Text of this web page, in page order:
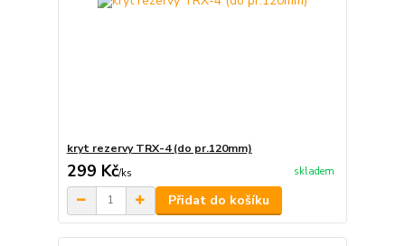
kryt rezervy TRX-4 (do pr.120mm)
299 Kč/ks skladem
Přidat do košíku